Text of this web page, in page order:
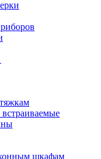
шкафам